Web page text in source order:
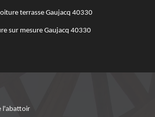
terrasse Gaujacq 40330
sur mesure Gaujacq 40330
l'abattoir